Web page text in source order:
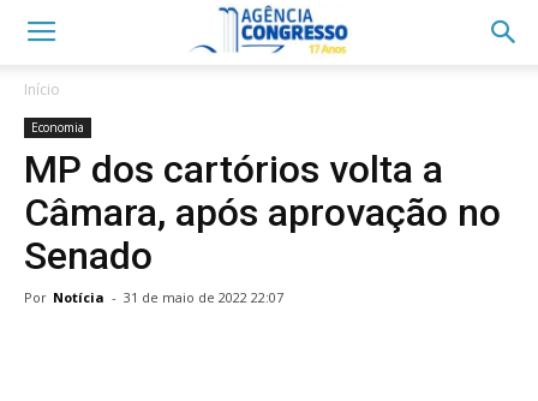
Início
Economia
MP dos cartórios volta a
Câmara, após aprovação no
Senado
Por Notícia - 31 de maio de 2022 22:07